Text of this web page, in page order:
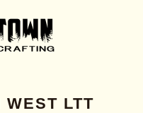
WEST LTT